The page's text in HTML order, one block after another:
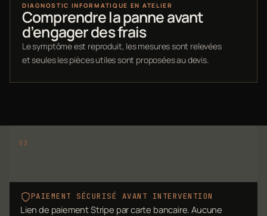
DIAGNOSTIC INFORMATIQUE EN ATELIER
Comprendre la panne avant
d’engager des frais
Le symptôme est reproduit, les mesures sont relevées
et seules les pièces utiles sont proposées au devis.
PAIEMENT SÉCURISÉ AVANT INTERVENTION
Lien de paiement Stripe par carte bancaire. Aucune